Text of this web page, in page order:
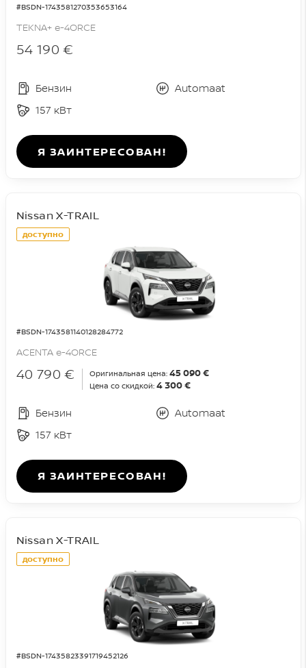
#BSDN-1743581270353653164
TEKNA+ e-4ORCE
54 190 €
Бензин
Automaat
157 кВт
Я ЗАИНТЕРЕСОВАН!
доступно
#BSDN-1743581140128284772
Nissan X-TRAIL
ACENTA e-4ORCE
40 790 € Оригинальная цена: 45 090 €
Цена со скидкой: 4 300 €
Бензин
Automaat
157 кВт
Я ЗАИНТЕРЕСОВАН!
доступно
#BSDN-17435823391719452126
Nissan X-TRAIL